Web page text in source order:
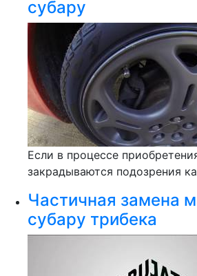
субару
Если в процессе
закрадываются подозрения
Частичная замена
субару трибека